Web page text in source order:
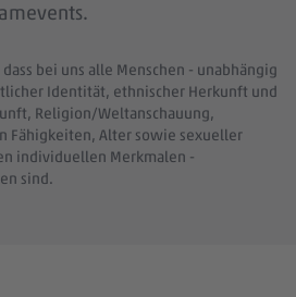
bei uns alle Menschen - unabhängig
Identität, ethnischer Herkunft und
Religion/Weltanschauung,
Fähigkeiten, Alter sowie sexueller
individuellen Merkmalen -
sind.